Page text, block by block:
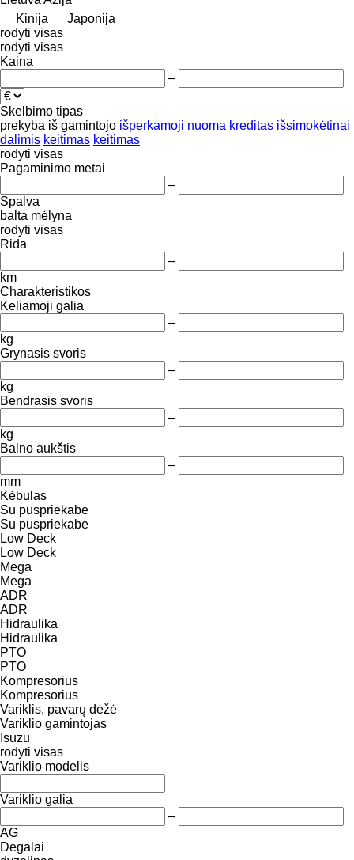
Kinija
Japonija
rodyti visas
rodyti visas
Kaina
–
Skelbimo tipas
prekyba iš gamintojo išperkamoji nuoma kreditas išsimokėtinai
dalimis keitimas keitimas
rodyti visas
Pagaminimo metai
–
Spalva
balta mėlyna
rodyti visas
Rida
–
km
Charakteristikos
Keliamoji galia
–
kg
Grynasis svoris
–
kg
Bendrasis svoris
–
kg
Balno aukštis
–
mm
Kėbulas
Su puspriekabe
Su puspriekabe
Low Deck
Low Deck
Mega
Mega
ADR
ADR
Hidraulika
Hidraulika
PTO
PTO
Kompresorius
Kompresorius
Variklis, pavarų dėžė
Variklio gamintojas
Isuzu
rodyti visas
Variklio modelis
Variklio galia
–
AG
Degalai